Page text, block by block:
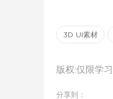
3D UI素材
版权:仅限学
分享到：